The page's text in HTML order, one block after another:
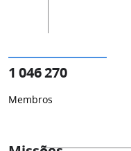
1 046 270
Membros